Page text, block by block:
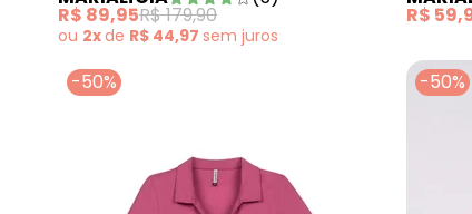
R$ 89,95R$ 179,90
ou 2xde R$ 44,97 sem juros
R$
-50% -50%